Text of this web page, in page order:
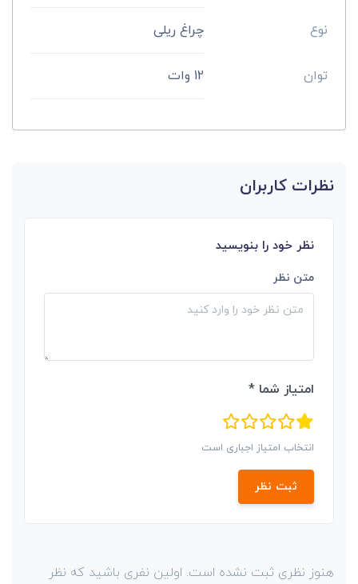
نوع چراغ ریلی
توان 12 وات
نظرات کاربران
نظر خود را بنویسید
متن نظر
امتیاز شما *
انتخاب امتیاز اجباری است
ثبت نظر
هنوز نظری ثبت نشده است. اولین نفری باشید که نظر